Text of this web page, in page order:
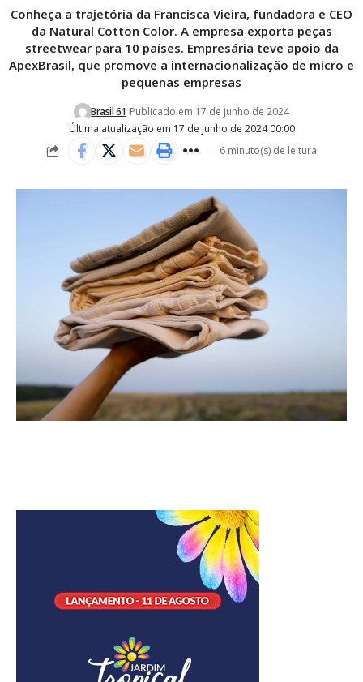
Conheça a trajetória da Francisca Vieira, fundadora e CEO
da Natural Cotton Color. A empresa exporta peças
streetwear para 10 países. Empresária teve apoio da
ApexBrasil, que promove a internacionalização de micro e
pequenas empresas
Última atualização em 17 de junho de 2024 00:00
Brasil 61 Publicado em 17 de junho de 2024
6 minuto(s) de leitura